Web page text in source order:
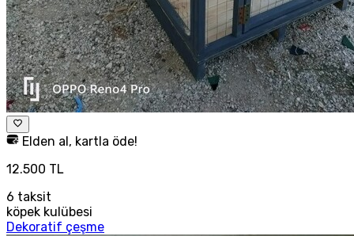
Elden al, kartla öde!
12.500 TL
6 taksit
köpek kulübesi
Dekoratif çeşme